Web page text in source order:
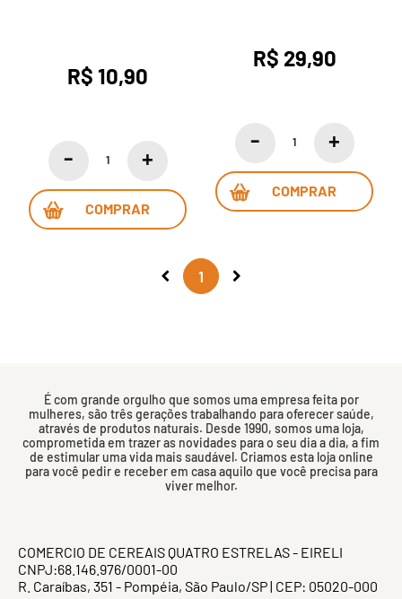
R$ 10,90
COMPRAR
R$ 29,90
COMPRAR
1
É com grande orgulho que somos uma empresa feita por
mulheres, são três gerações trabalhando para oferecer saúde,
através de produtos naturais. Desde 1990, somos uma loja,
comprometida em trazer as novidades para o seu dia a dia, a fim
de estimular uma vida mais saudável. Criamos esta loja online
para você pedir e receber em casa aquilo que você precisa para
viver melhor.
COMERCIO DE CEREAIS QUATRO ESTRELAS - EIRELI
CNPJ:68.146.976/0001-00
R. Caraíbas, 351 - Pompéia, São Paulo/SP | CEP: 05020-000